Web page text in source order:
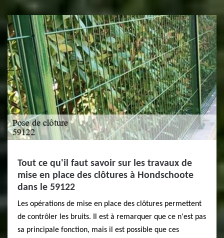
Tout ce qu'il faut savoir sur les travaux de
mise en place des clôtures à Hondschoote
dans le 59122
Les opérations de mise en place des clôtures permettent
de contrôler les bruits. Il est à remarquer que ce n'est pas
sa principale fonction, mais il est possible que ces